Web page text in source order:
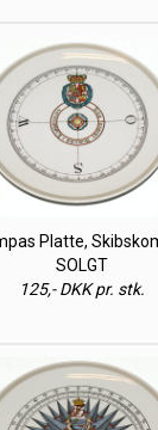
Platte,
SOLGT
125,- DKK pr. stk.